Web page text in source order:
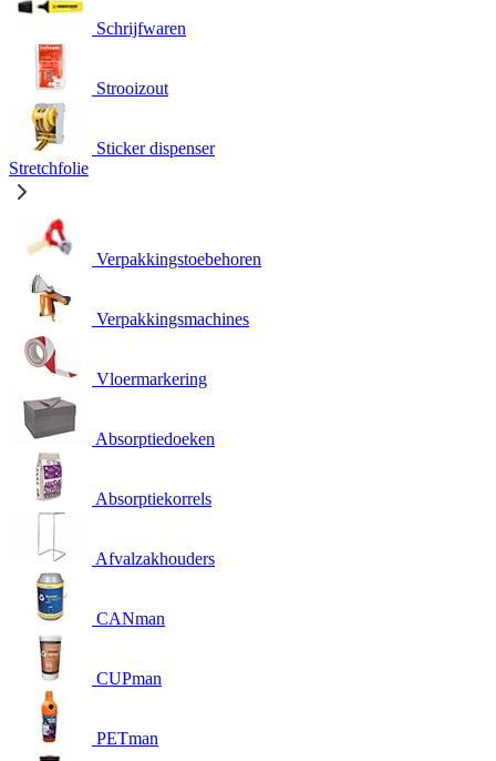
Schrijfwaren
Strooizout
Sticker dispenser
Stretchfolie
Verpakkingstoebehoren
Verpakkingsmachines
Vloermarkering
Absorptiedoeken
Absorptiekorrels
Afvalzakhouders
CANman
CUPman
PETman